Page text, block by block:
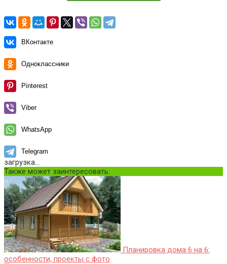
ВКонтакте
Одноклассники
Pinterest
Viber
WhatsApp
Telegram
загрузка...
Также может заинтересовать:
Планировка дома 6 на 6:
особенности, проекты с фото